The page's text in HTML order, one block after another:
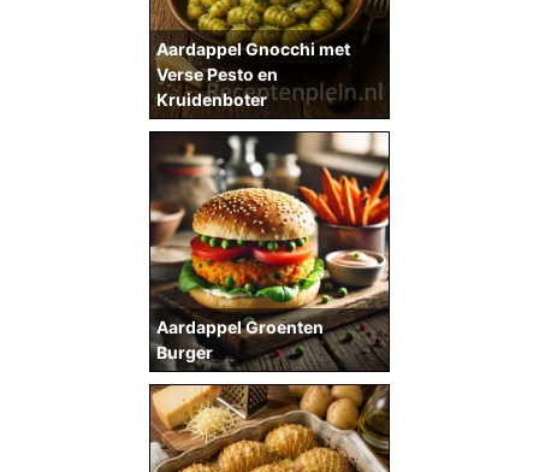
Aardappel Gnocchi met
Verse Pesto en
Kruidenboter
Aardappel Groenten
Burger